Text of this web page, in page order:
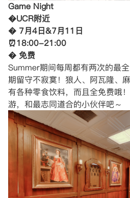
Game Night
�UCR附近
� 7月4日&7月11日
⏰18:00-21:00
� 免费
Summer期间每周都有两次的最
期留守不寂寞！狼人、阿瓦隆、
有各种零食饮料，而且全免费哦
游，和最志同道合的小伙伴吧～